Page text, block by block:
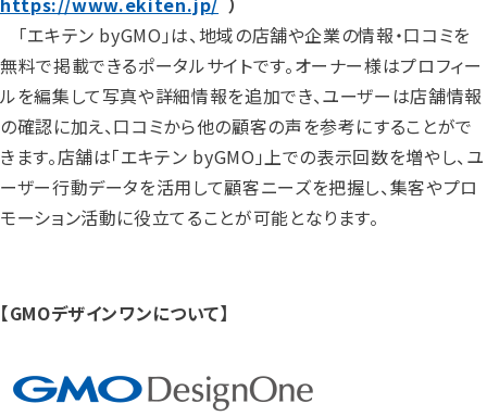
「エキテン byGMO」は、地域の店舗や企業の情報・口コミを
無料で掲載できるポータルサイトです。オーナー様はプロフィー
ルを編集して写真や詳細情報を追加でき、ユーザーは店舗情報
の確認に加え、口コミから他の顧客の声を参考にすることがで
きます。店舗は「エキテン byGMO」上での表示回数を増やし、ユ
ーザー行動データを活用して顧客ニーズを把握し、集客やプロ
モーション活動に役立てることが可能となります。
【GMOデザインワンについて】